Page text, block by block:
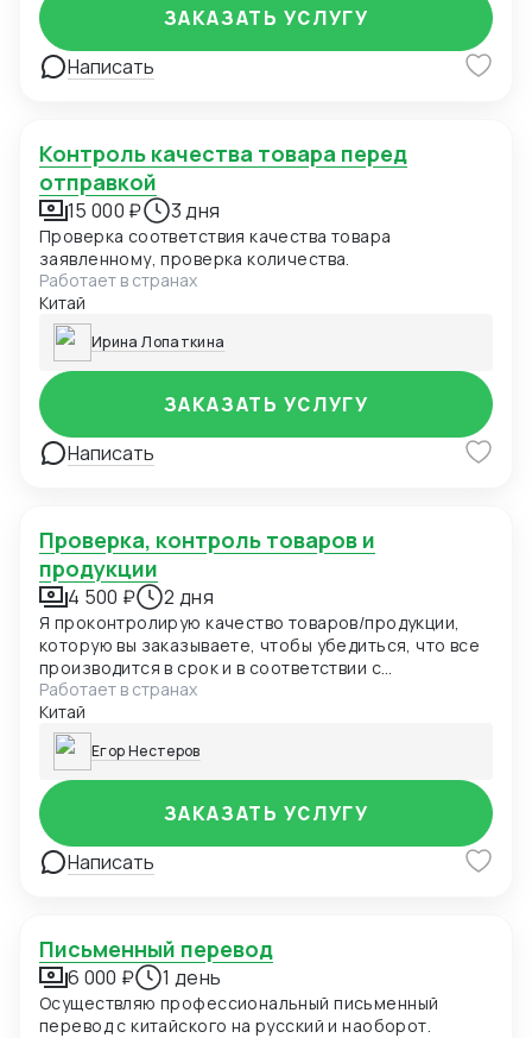
Написать
ЗАКАЗАТЬ УСЛУГУ
Контроль качества товара перед
отправкой
15 000 ₽ 3 дня
Проверка соответствия качества товара
заявленному, проверка количества.
Работает в странах
Китай
Ирина Лопаткина
Написать
ЗАКАЗАТЬ УСЛУГУ
Проверка, контроль товаров и
продукции
4 500 ₽ 2 дня
Я проконтролирую качество товаров/продукции,
которую вы заказываете, чтобы убедиться, что все
производится в срок и в соответствии с
технологией. Проверю, что используется хорошее
сырье и материалы, а готовая продукция
соответствует качеству. Проверю, как товары
упаковываются и отправляются к вам, и что все
документы и сертификаты на месте.
Работает в странах
Китай
Егор Нестеров
Написать
ЗАКАЗАТЬ УСЛУГУ
Письменный перевод
6 000 ₽ 1 день
Осуществляю профессиональный письменный
перевод с китайского на русский и наоборот.